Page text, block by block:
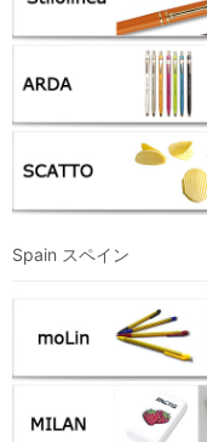
Spain スペイン